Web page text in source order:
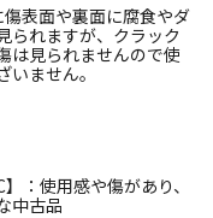
表面や裏面に腐食やダ
られますが、クラック
は見られませんので使
いません。
】：使用感や傷があり、
中古品